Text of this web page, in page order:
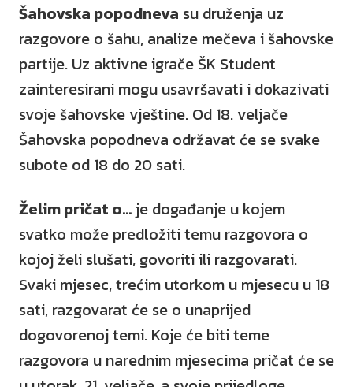
Šahovska popodneva su druženja uz
razgovore o šahu, analize mečeva i šahovske
partije. Uz aktivne igrače ŠK Student
zainteresirani mogu usavršavati i dokazivati
svoje šahovske vještine. Od 18. veljače
Šahovska popodneva održavat će se svake
subote od 18 do 20 sati.
Želim pričat o... je događanje u kojem
svatko može predložiti temu razgovora o
kojoj želi slušati, govoriti ili razgovarati.
Svaki mjesec, trećim utorkom u mjesecu u 18
sati, razgovarat će se o unaprijed
dogovorenoj temi. Koje će biti teme
razgovora u narednim mjesecima pričat će se